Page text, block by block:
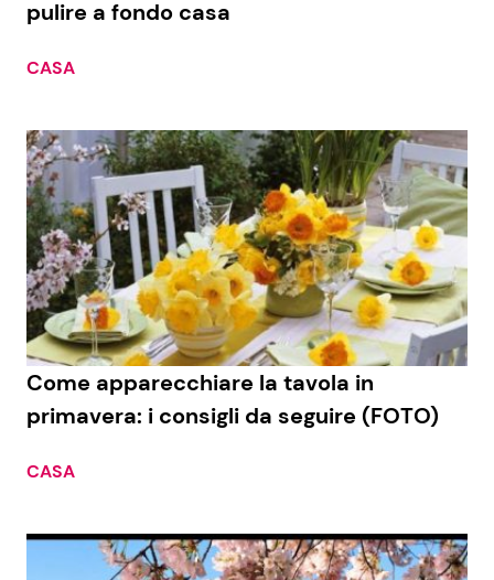
Seguici
Info
Chi siamo
Disclaimer e Privacy
Redazione
Contattaci
Pubblicità
pulire a fondo casa
CASA
Come apparecchiare la tavola in
primavera: i consigli da seguire (FOTO)
CASA